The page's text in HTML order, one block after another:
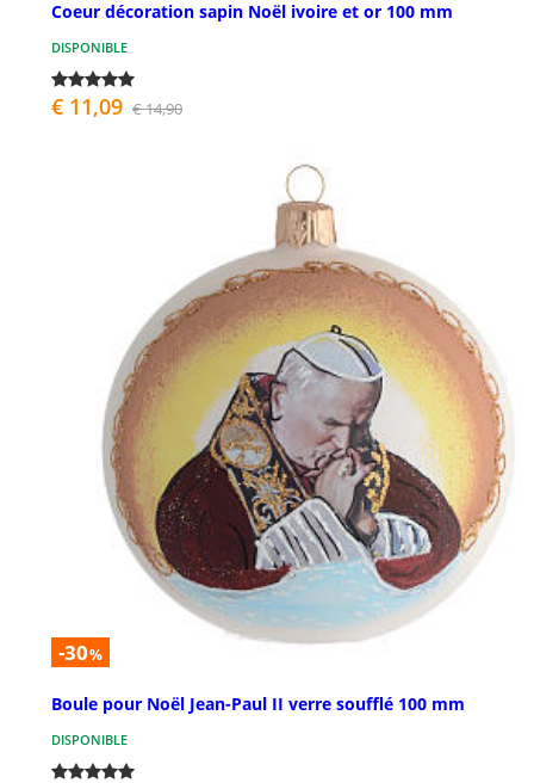
Coeur décoration sapin Noël ivoire et or 100 mm
DISPONIBLE
€ 11,09 € 14,90
-30%
Boule pour Noël Jean-Paul II verre soufflé 100 mm
DISPONIBLE